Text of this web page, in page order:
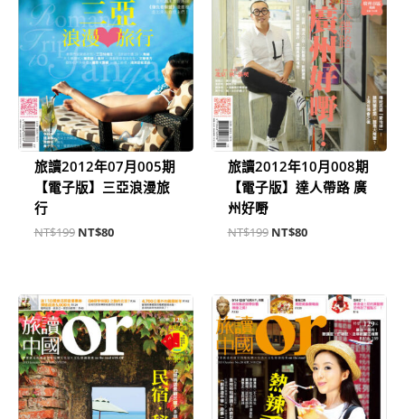
旅讀2012年07月005期
【電子版】三亞浪漫旅
行
NT$199 NT$80
旅讀2012年10月008期
【電子版】達人帶路 廣
州好嘢
NT$199 NT$80
原
始
價
格：
NT$199。
目
前
價
格：
NT$80。
原
始
價
格：
NT$199。
目
前
價
格：
NT$80。